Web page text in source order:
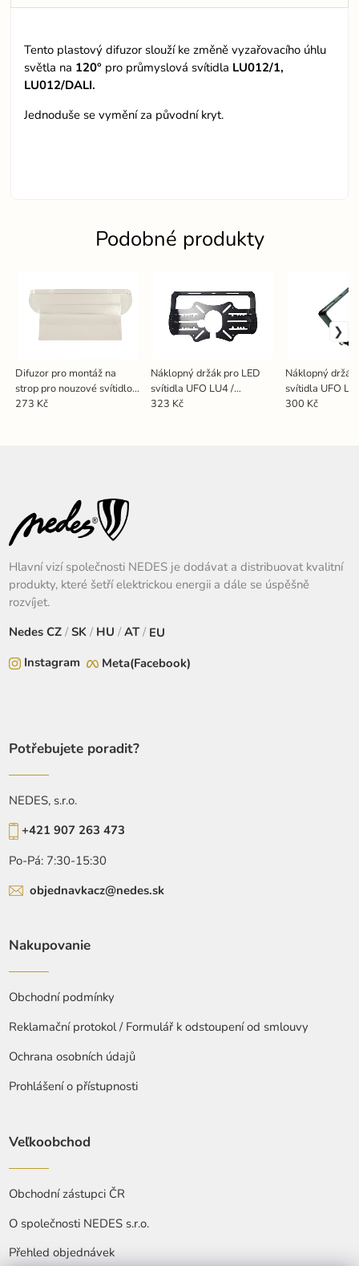
Tento plastový difuzor slouží ke změně vyzařovacího úhlu
světla na 120° pro průmyslová svítidla LU012/1,
LU012/DALI.
Jednoduše se vymění za původní kryt.
Podobné produkty
Difuzor pro montáž na
strop pro nouzové svítidlo
LEL103 - HE11
273 Kč
Náklopný držák pro LED
svítidla UFO LU4 /
100W/150W/200W/300
323 Kč
Náklopný držák
svítidla UFO
150W - HU22
300 Kč
Hlavní vizí společnosti NEDES je dodávat a distribuovat kvalitní
produkty, které šetří elektrickou energii a dále se úspěšně
rozvíjet.
NedesCZ/SK/HU /AT/ EU
Instagram
Meta(Facebook)
Potřebujete poradit?
NEDES, s.r.o.
+421 907 263 473
Po-Pá: 7:30-15:30
objednavkacz@nedes.sk
Nakupovanie
Obchodní podmínky
Reklamační protokol / Formulář k odstoupení od smlouvy
Ochrana osobních údajů
Prohlášení o přístupnosti
Veľkoobchod
Obchodní zástupci ČR
O společnosti NEDES s.r.o.
Přehled objednávek